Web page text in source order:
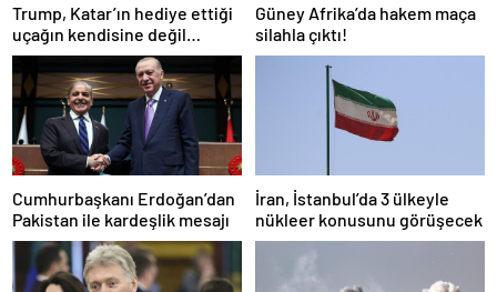
Trump, Katar’ın hediye ettiği
uçağın kendisine değil
Pentagon’a verileceğini
açıkladı
Güney Afrika’da hakem maça
silahla çıktı!
Cumhurbaşkanı Erdoğan’dan
Pakistan ile kardeşlik mesajı
İran, İstanbul’da 3 ülkeyle
nükleer konusunu görüşecek